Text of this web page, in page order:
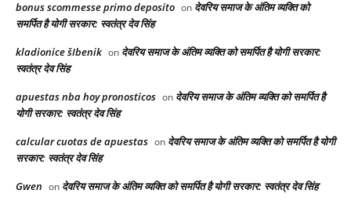
bonus scommesse primo deposito on देवरिय समाज के अंतिम व्यक्ति को
समर्पित है योगी सरकार: स्वतंत्र देव सिंह
kladionice šIbenik on देवरिय समाज के अंतिम व्यक्ति को समर्पित है योगी सरकार:
स्वतंत्र देव सिंह
apuestas nba hoy pronosticos on देवरिय समाज के अंतिम व्यक्ति को समर्पित है
योगी सरकार: स्वतंत्र देव सिंह
calcular cuotas de apuestas on देवरिय समाज के अंतिम व्यक्ति को समर्पित है योगी
सरकार: स्वतंत्र देव सिंह
Gwen on देवरिय समाज के अंतिम व्यक्ति को समर्पित है योगी सरकार: स्वतंत्र देव सिंह